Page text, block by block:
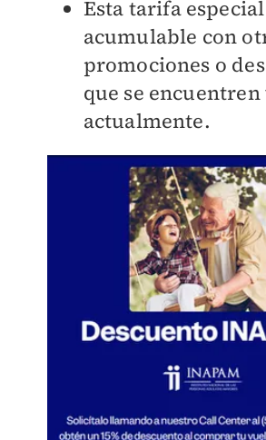
Esta tarifa
acumulable con
promociones o
que se
actualmente.